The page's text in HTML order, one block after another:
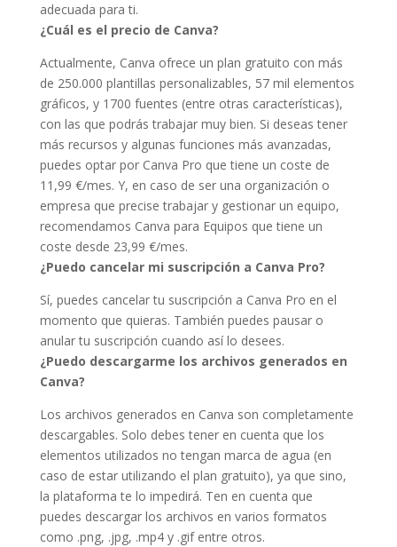
adecuada para ti.
¿Cuál es el precio de Canva?
Actualmente, Canva ofrece un plan gratuito con más
de 250.000 plantillas personalizables, 57 mil elementos
gráficos, y 1700 fuentes (entre otras características),
con las que podrás trabajar muy bien. Si deseas tener
más recursos y algunas funciones más avanzadas,
puedes optar por Canva Pro que tiene un coste de
11,99 €/mes. Y, en caso de ser una organización o
empresa que precise trabajar y gestionar un equipo,
recomendamos Canva para Equipos que tiene un
coste desde 23,99 €/mes.
¿Puedo cancelar mi suscripción a Canva Pro?
Sí, puedes cancelar tu suscripción a Canva Pro en el
momento que quieras. También puedes pausar o
anular tu suscripción cuando así lo desees.
¿Puedo descargarme los archivos generados en
Canva?
Los archivos generados en Canva son completamente
descargables. Solo debes tener en cuenta que los
elementos utilizados no tengan marca de agua (en
caso de estar utilizando el plan gratuito), ya que sino,
la plataforma te lo impedirá. Ten en cuenta que
puedes descargar los archivos en varios formatos
como .png, .jpg, .mp4 y .gif entre otros.